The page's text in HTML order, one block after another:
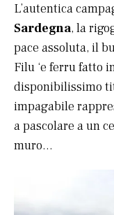
L’autentica
Sardegna, la
pace assoluta, il
Filu ‘e ferru fatto
disponibilissimo
impagabile
a pascolare a un
muro…